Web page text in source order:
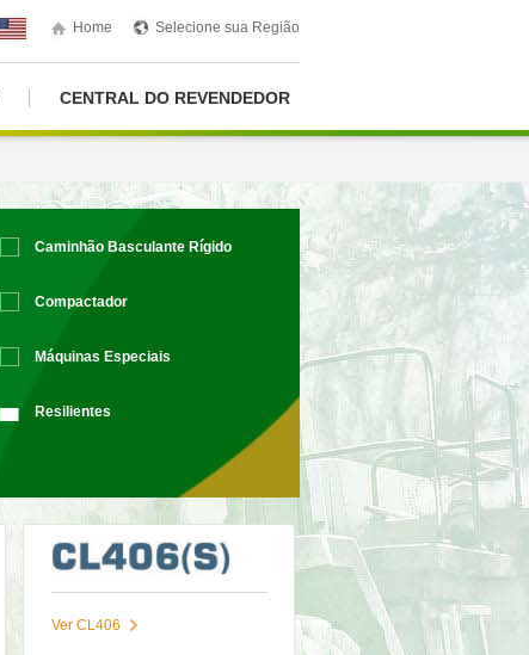
Home Selecione sua Região
CENTRAL DO REVENDEDOR
Caminhão Basculante Rígido
Compactador
Máquinas Especiais
Resilientes
Ver CL406